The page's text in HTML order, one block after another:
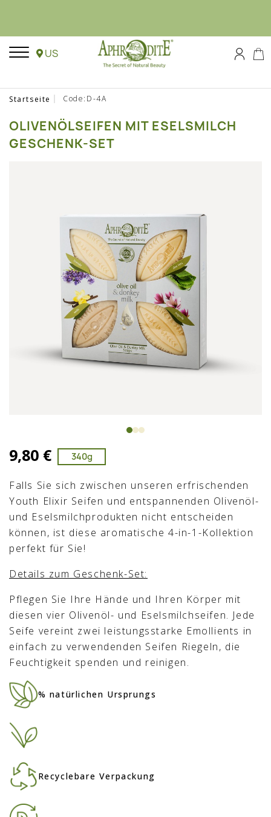
US
Startseite Code:D-4A
OLIVENÖLSEIFEN MIT ESELSMILCH
GESCHENK-SET
9,80 € 340g
Falls Sie sich zwischen unseren erfrischenden
Youth Elixir Seifen und entspannenden Olivenöl-
und Eselsmilchprodukten nicht entscheiden
können, ist diese aromatische 4-in-1-Kollektion
perfekt für Sie!
Details zum Geschenk-Set:
Pflegen Sie Ihre Hände und Ihren Körper mit
diesen vier Olivenöl- und Eselsmilchseifen. Jede
Seife vereint zwei leistungsstarke Emollients in
einfach zu verwendenden Seifen Riegeln, die
Feuchtigkeit spenden und reinigen.
% natürlichen Ursprungs
Recyclebare Verpackung